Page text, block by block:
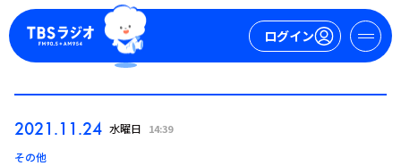
ログイン
2021.11.24 水曜日 14:39
その他